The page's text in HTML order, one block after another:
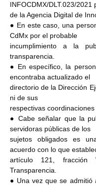
INFOCDMX/DLT.023/2021
de la Agencia Digital de
● En este caso, una
CdMx por el probable
incumplimiento a la
transparencia.
● En específico, la
encontraba actualizado el
directorio de la Dirección
ni de sus
respectivas coordinaciones
● Cabe señalar que la
servidoras públicas de los
sujetos obligados es
acuerdo con lo que
artículo 121,
Transparencia.
● Una vez que se admitió